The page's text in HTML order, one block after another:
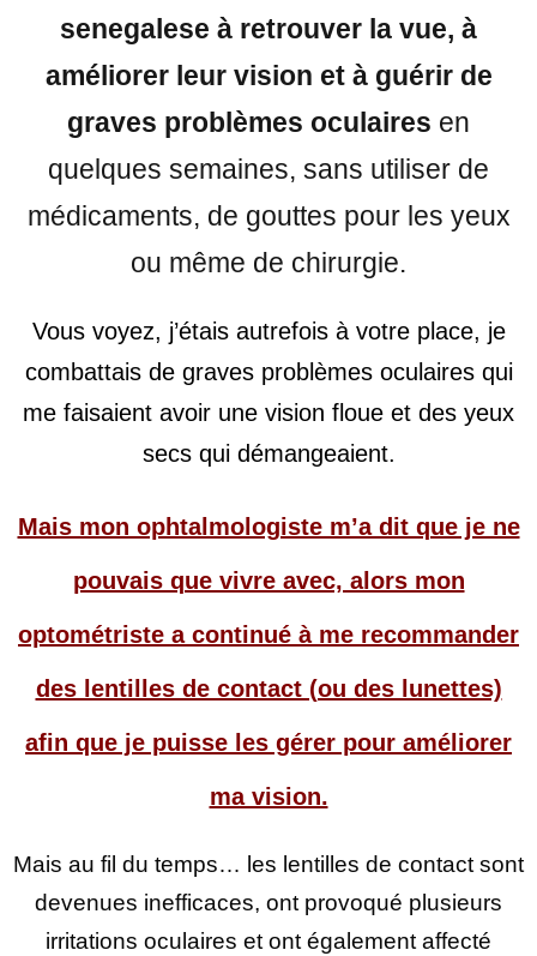
senegalese à retrouver la vue, à
améliorer leur vision et à guérir de
graves problèmes oculaires en
quelques semaines, sans utiliser de
médicaments, de gouttes pour les yeux
ou même de chirurgie.
Vous voyez, j’étais autrefois à votre place, je
combattais de graves problèmes oculaires qui
me faisaient avoir une vision floue et des yeux
secs qui démangeaient.
Mais mon ophtalmologiste m’a dit que je ne
pouvais que vivre avec, alors mon
optométriste a continué à me recommander
des lentilles de contact (ou des lunettes)
afin que je puisse les gérer pour améliorer
ma vision.
Mais au fil du temps… les lentilles de contact sont
devenues inefficaces, ont provoqué plusieurs
irritations oculaires et ont également affecté